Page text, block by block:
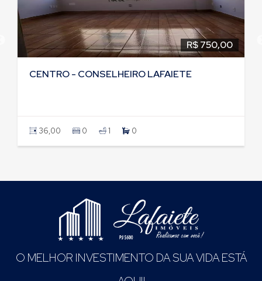
R$ 750,00
CENTRO - CONSELHEIRO LAFAIETE
36,00 0 1 0
O MELHOR INVESTIMENTO DA SUA VIDA ESTÁ